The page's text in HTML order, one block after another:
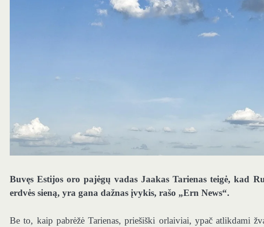
Buvęs Estijos oro pajėgų vadas Jaakas Tarienas teigė, kad
erdvės sieną, yra gana dažnas įvykis, rašo „Ern News“.
Be to, kaip pabrėžė Tarienas, priešiški orlaiviai, ypač atlikdami